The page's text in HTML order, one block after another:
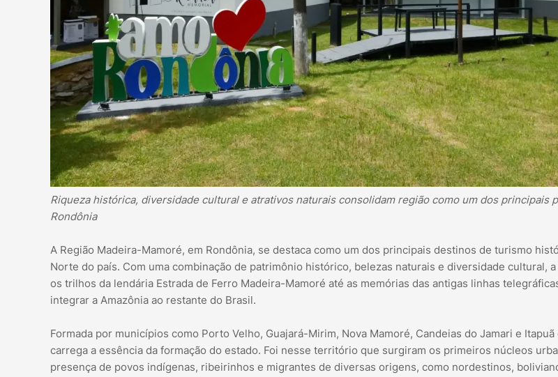
Riqueza histórica, diversidade cultural e atrativos naturais consolidam região como um dos principais
Rondônia
A Região Madeira-Mamoré, em Rondônia, se destaca como um dos principais destinos de turismo
Norte do país. Com uma combinação de patrimônio histórico, belezas naturais e diversidade cultural,
os trilhos da lendária Estrada de Ferro Madeira-Mamoré até as memórias das antigas linhas
integrar a Amazônia ao restante do Brasil.
Formada por municípios como Porto Velho, Guajará-Mirim, Nova Mamoré, Candeias do Jamari e Itapuã
carrega a essência da formação do estado. Foi nesse território que surgiram os primeiros núcleos
presença de povos indígenas, ribeirinhos e migrantes de diversas origens, como nordestinos,